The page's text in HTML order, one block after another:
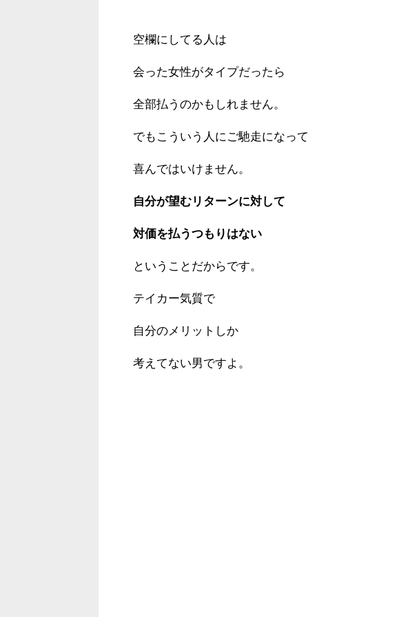
空欄にしてる人は
会った女性がタイプだったら
全部払うのかもしれません。
でもこういう人にご馳走になって
喜んではいけません。
自分が望むリターンに対して
対価を払うつもりはない
ということだからです。
テイカー気質で
自分のメリットしか
考えてない男ですよ。